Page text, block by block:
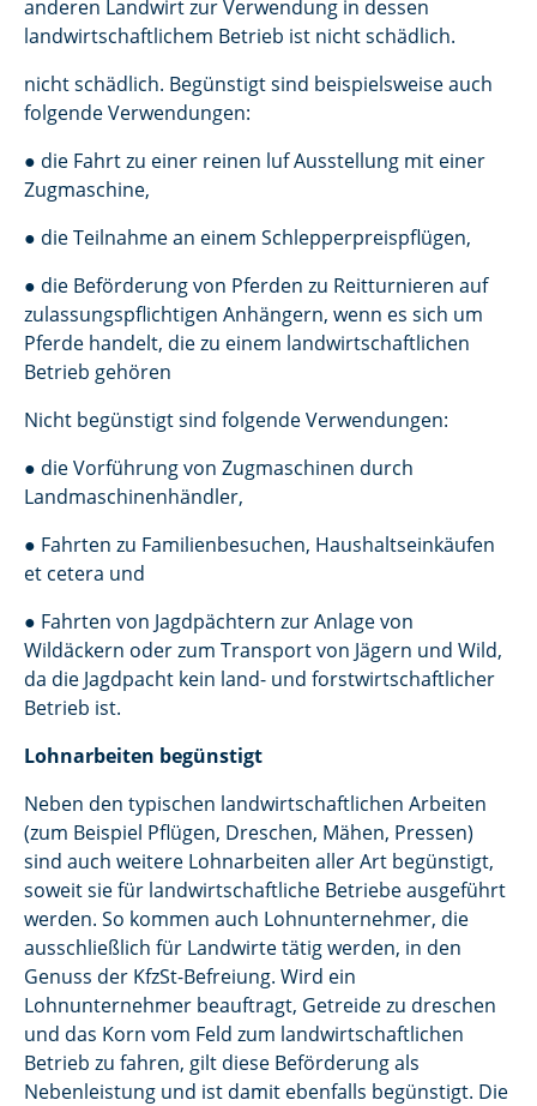
anderen Landwirt zur Verwendung in dessen
landwirtschaftlichem Betrieb ist nicht schädlich.
nicht schädlich. Begünstigt sind beispielsweise auch
folgende Verwendungen:
● die Fahrt zu einer reinen luf Ausstellung mit einer
Zugmaschine,
● die Teilnahme an einem Schlepperpreispflügen,
● die Beförderung von Pferden zu Reitturnieren auf
zulassungspflichtigen Anhängern, wenn es sich um
Pferde handelt, die zu einem landwirtschaftlichen
Betrieb gehören
Nicht begünstigt sind folgende Verwendungen:
● die Vorführung von Zugmaschinen durch
Landmaschinenhändler,
● Fahrten zu Familienbesuchen, Haushaltseinkäufen
et cetera und
● Fahrten von Jagdpächtern zur Anlage von
Wildäckern oder zum Transport von Jägern und Wild,
da die Jagdpacht kein land- und forstwirtschaftlicher
Betrieb ist.
Lohnarbeiten begünstigt
Neben den typischen landwirtschaftlichen Arbeiten
(zum Beispiel Pflügen, Dreschen, Mähen, Pressen)
sind auch weitere Lohnarbeiten aller Art begünstigt,
soweit sie für landwirtschaftliche Betriebe ausgeführt
werden. So kommen auch Lohnunternehmer, die
ausschließlich für Landwirte tätig werden, in den
Genuss der KfzSt-Befreiung. Wird ein
Lohnunternehmer beauftragt, Getreide zu dreschen
und das Korn vom Feld zum landwirtschaftlichen
Betrieb zu fahren, gilt diese Beförderung als
Nebenleistung und ist damit ebenfalls begünstigt. Die